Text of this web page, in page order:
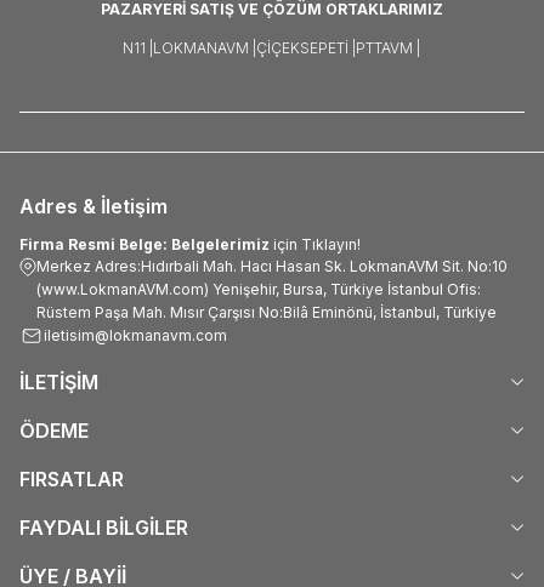
PAZARYERİ SATIŞ VE ÇÖZÜM ORTAKLARIMIZ
N11 | LOKMANAVM | ÇIÇEKSEPETI | PTTAVM |
Adres & İletişim
Firma Resmi Belge: Belgelerimiz için Tıklayın!
Merkez Adres:Hıdırbali Mah. Hacı Hasan Sk. LokmanAVM Sit. No:10
(www.LokmanAVM.com) Yenişehir, Bursa, Türkiye İstanbul Ofis:
Rüstem Paşa Mah. Mısır Çarşısı No:Bilâ Eminönü, İstanbul, Türkiye
iletisim@lokmanavm.com
İLETİŞİM
ÖDEME
FIRSATLAR
FAYDALI BİLGİLER
ÜYE / BAYİİ